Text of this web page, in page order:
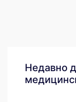
Недавно